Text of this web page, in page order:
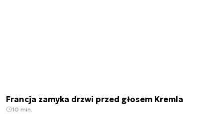
Francja zamyka drzwi przed głosem Kremla
10 min.